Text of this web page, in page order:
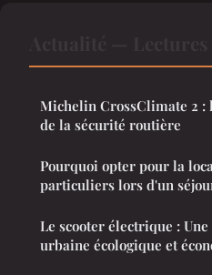
Michelin CrossClimate 2 :
de la sécurité routière
Pourquoi opter pour la
particuliers lors d'un
Le scooter électrique :
urbaine écologique et